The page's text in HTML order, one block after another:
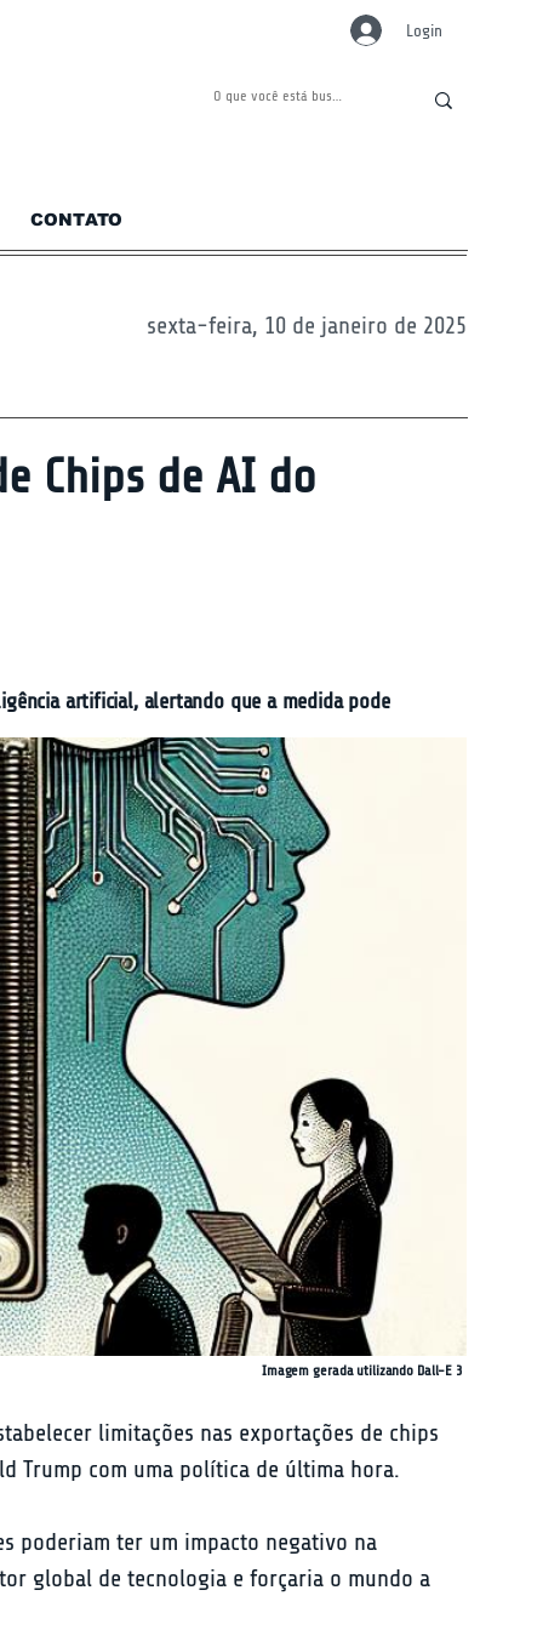
CONTATO
Login
sexta-feira, 10 de janeiro de 2025
Chips de AI do
artificial, alertando que a medida pode
Imagem gerada utilizando Dall-E 3
limitações nas exportações de chips
Trump com uma política de última hora.
poderiam ter um impacto negativo na
global de tecnologia e forçaria o mundo a